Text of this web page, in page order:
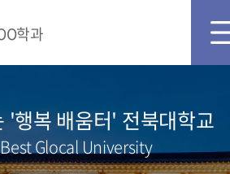
학과
'행복 배움터' 전북대학교
Glocal University